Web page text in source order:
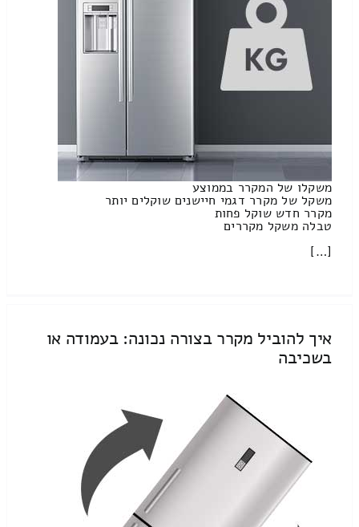
משקלו של המקרר בממוצע
משקל של מקרר דגמי חיישנים שוקלים יותר
מקרר חדש שוקל פחות
טבלה משקל מקררים
[…]
איך להוביל מקרר בצורה נכונה: בעמודה או
בשכיבה